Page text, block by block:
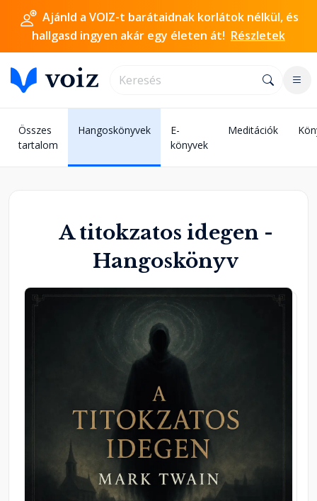
Ajánld a VOIZ-t barátaidnak korlátok nélkül, és
hallgasd ingyen akár egy életen át! Részletek
Összes
tartalom
Hangoskönyvek
E-
könyvek
Meditációk
A titokzatos idegen -
Hangoskönyv